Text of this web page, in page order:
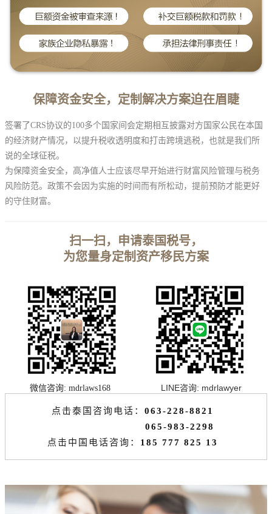
保障资金安全， 定制解决方案迫在眉睫
签署了CRS协议的100多个国家间会定期相互披露对方国家公民在本国
的经济财产情况，以提升税收透明度和打击跨境逃税，也就是我们所
说的全球征税。
为保障资金安全，高净值人士应该尽早开始进行财富风险管理与税务
风险防范。政策不会因为实施的时间而有所松动，提前预防才能更好
的守住财富。
扫一扫，申请泰国税号，
为您量身定制资产移民方案
微信咨询: mdrlaws168 LINE咨询: mdrlawyer
点击泰国咨询电话： 063-228-8821
065-983-2298
点击中国电话咨询 ： 185 777 825 13